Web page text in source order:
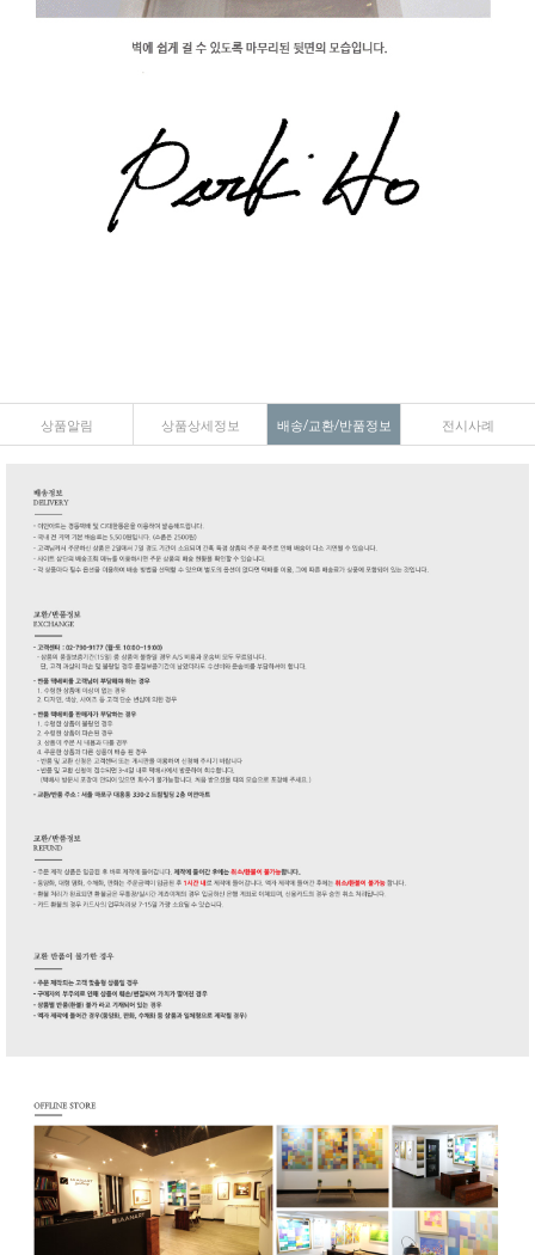
상품알림 상품상세정보 배송/교환/반품정보 전시사례